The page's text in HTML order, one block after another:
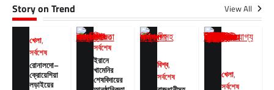
Story on Trend View All
খেলা,
সর্বশেষ
রোনালদো–
ক্রোয়েশিয়া
লড়াইয়ের
বিশ্ব,
সর্বশেষ
ইরানে
খামেনির
শেষবিদায়ের
বিশ্ব,
সর্বশেষ
খেলা,
সর্বশেষ